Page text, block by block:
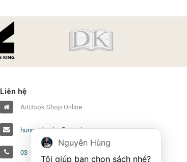
Liên hệ
ArtBook Shop Online
hungartbooks@gmail.com
03 6386 1486
Nguyễn Hùng
Tôi giúp bạn chọn sách nhé?